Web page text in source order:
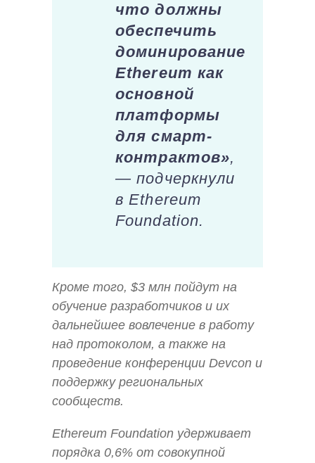
что должны
обеспечить
доминирование
Ethereum как
основной
платформы
для смарт-
контрактов»,
— подчеркнули
в Ethereum
Foundation.
Кроме того, $3 млн пойдут на
обучение разработчиков и их
дальнейшее вовлечение в работу
над протоколом, а также на
проведение конференции Devcon и
поддержку региональных
сообществ.
Ethereum Foundation удерживает
порядка 0,6% от совокупной